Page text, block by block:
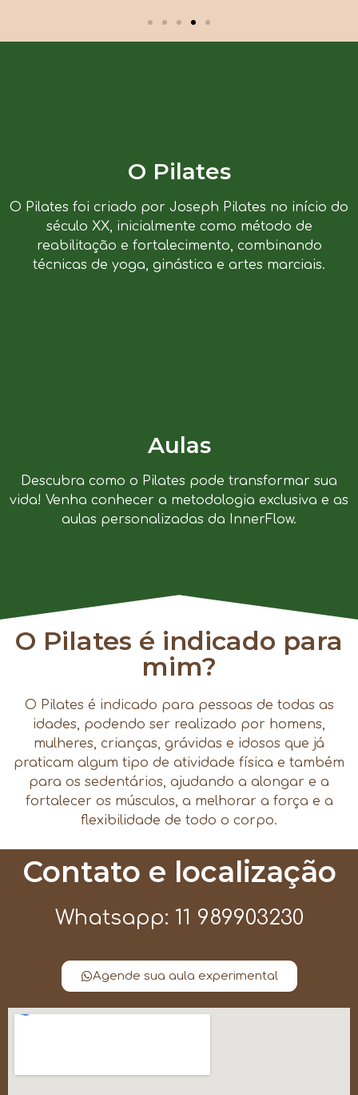
O Pilates
O Pilates foi criado por Joseph Pilates no início do
século XX, inicialmente como método de
reabilitação e fortalecimento, combinando
técnicas de yoga, ginástica e artes marciais.
Aulas
Descubra como o Pilates pode transformar sua
vida! Venha conhecer a metodologia exclusiva e as
aulas personalizadas da InnerFlow.
O Pilates é indicado para
mim?
O Pilates é indicado para pessoas de todas as
idades, podendo ser realizado por homens,
mulheres, crianças, grávidas e idosos que já
praticam algum tipo de atividade física e também
para os sedentários, ajudando a alongar e a
fortalecer os músculos, a melhorar a força e a
flexibilidade de todo o corpo.
Contato e localização
Whatsapp: 11 989903230
Agende sua aula experimental